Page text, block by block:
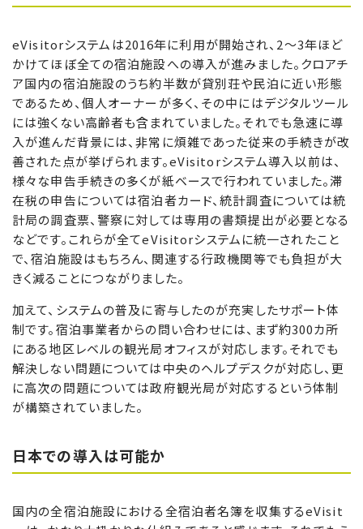
eVisitorシステムは2016年に利用が開始され、2～3年ほど
かけてほぼ全ての宿泊施設への導入が進みました。クロアチ
ア国内の宿泊施設のうち約半数が貸別荘や民泊に近い形態
であるため、個人オーナーが多く、その中にはデジタルツール
には強くない高齢者も含まれていました。それでも急速に導
入が進んだ背景には、非常に煩雑であった従来の手続きが改
善された点が挙げられます。eVisitorシステム導入以前は、
様々な申告手続きの多くが紙ベースで行われていました。滞
在税の申告については宿泊者カード、統計調査については統
計局の調査票、警察に対しては専用の書類提出が必要となる
などです。これらが全てeVisitorシステムに統一されたこと
で、宿泊施設はもちろん、関連する行政機関等でも負担が大
きく減ることにつながりました。
加えて、システムの普及に寄与したのが充実したサポート体
制です。宿泊事業者からの問い合わせには、まず約300カ所
にある地区レベルの観光局オフィスが対応します。それでも
解決しない問題については中央のヘルプデスクが対応し、更
に高次の問題については政府観光局が対応するという体制
が構築されていました。
日本での導入は可能か
国内の全宿泊施設における全宿泊者名簿を収集するeVisit